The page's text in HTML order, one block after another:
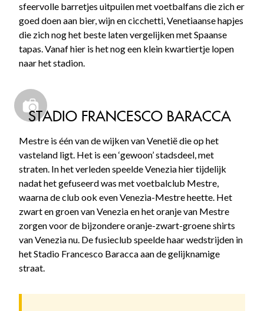
sfeervolle barretjes uitpuilen met voetbalfans die zich er
goed doen aan bier, wijn en cicchetti, Venetiaanse hapjes
die zich nog het beste laten vergelijken met Spaanse
tapas. Vanaf hier is het nog een klein kwartiertje lopen
naar het stadion.
STADIO FRANCESCO BARACCA
Mestre is één van de wijken van Venetië die op het
vasteland ligt. Het is een ‘gewoon’ stadsdeel, met
straten. In het verleden speelde Venezia hier tijdelijk
nadat het gefuseerd was met voetbalclub Mestre,
waarna de club ook even Venezia-Mestre heette. Het
zwart en groen van Venezia en het oranje van Mestre
zorgen voor de bijzondere oranje-zwart-groene shirts
van Venezia nu. De fusieclub speelde haar wedstrijden in
het Stadio Francesco Baracca aan de gelijknamige
straat.